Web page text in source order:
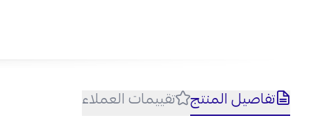
تفاصيل المنتج تقييمات العملاء